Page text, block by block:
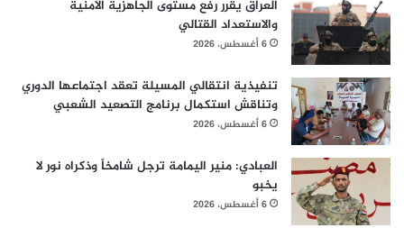
العراق يقرر رفع مستوى الجاهزية الأمنية
والاستعداد القتالي
6 أغسطس، 2026
تنفيذية انتقالي المسيلة تعقد اجتماعها الدوري
وتناقش استكمال برنامج التصعيد الشعبي
6 أغسطس، 2026
العبادي: منير اليمامة ترجل شامخاً وذكراه نور لا
يخبو
6 أغسطس، 2026